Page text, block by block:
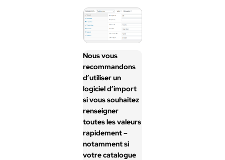
Nous vous
recommandons
d’utiliser un
logiciel d’import
si vous souhaitez
renseigner
toutes les valeurs
rapidement –
notamment si
votre catalogue